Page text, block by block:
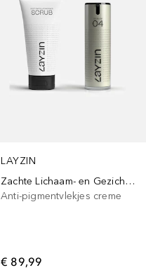
LAYZIN
Zachte Lichaam- en Gezichtsscrub & Huidherstellend Serum
Anti-pigmentvlekjes creme
€ 89,99